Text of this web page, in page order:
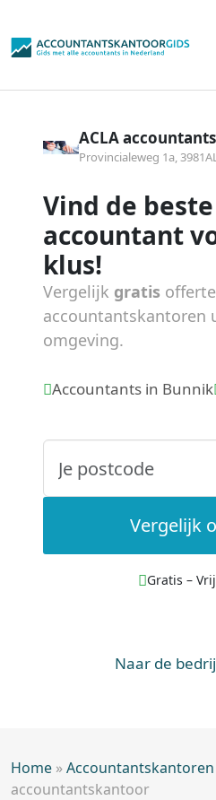
ACLA
Provincialeweg 1a,
Vind de beste
accountant
klus!
Vergelijk gratis
accountantskantoren
omgeving.
Accountants in Bunnik
Vergelijk
Gratis –
Naar de
Home »
accountantskantoor